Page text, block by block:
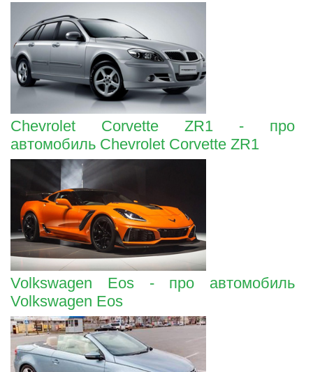
Chevrolet Corvette ZR1 - про
автомобиль Chevrolet Corvette ZR1
Volkswagen Eos - про автомобиль
Volkswagen Eos